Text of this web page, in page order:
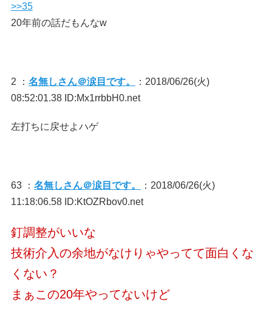
>>35
20年前の話だもんなw
2 ： 名無しさん＠涙目です。
：2018/06/26(火)
08:52:01.38 ID:Mx1rrbbH0.net
左打ちに戻せよハゲ
63 ： 名無しさん＠涙目です。
：2018/06/26(火)
11:18:06.58 ID:KtOZRbov0.net
釘調整がいいな
技術介入の余地がなけりゃやってて面白くな
くない？
まぁこの20年やってないけど